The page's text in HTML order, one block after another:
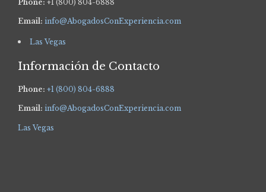
Phone: +1 (800) 804-6888
Email: info@AbogadosConExperiencia.com
Las Vegas
Información de Contacto
Phone: +1 (800) 804-6888
Email: info@AbogadosConExperiencia.com
Las Vegas